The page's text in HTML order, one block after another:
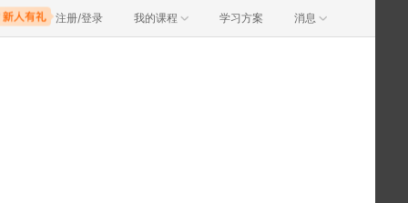
注册/登录 我的课程 学习方案 消息